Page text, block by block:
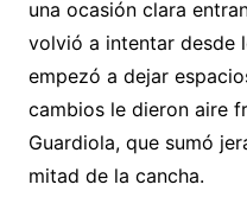
una ocasión clara
volvió a intentar desde
empezó a dejar
cambios le dieron aire
Guardiola, que sumó
mitad de la cancha.